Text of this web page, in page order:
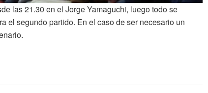
las 21.30 en el Jorge Yamaguchi, luego todo se
el segundo partido. En el caso de ser necesario un